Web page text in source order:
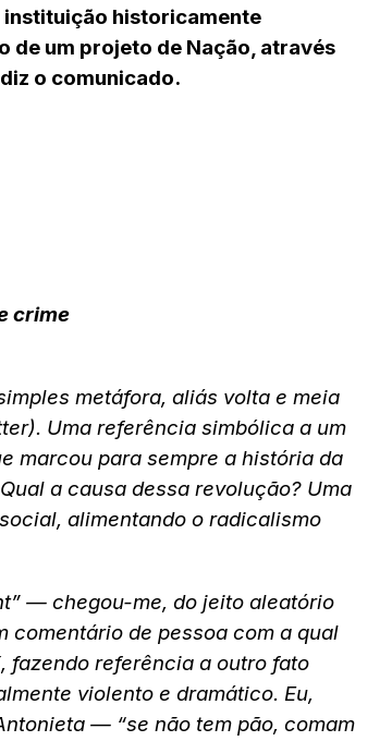
instituição historicamente
de um projeto de Nação, através
o comunicado.
crime
metáfora, aliás volta e meia
Uma referência simbólica a um
marcou para sempre a história da
a causa dessa revolução? Uma
alimentando o radicalismo
— chegou-me, do jeito aleatório
comentário de pessoa com a qual
fazendo referência a outro fato
violento e dramático. Eu,
— “se não tem pão, comam